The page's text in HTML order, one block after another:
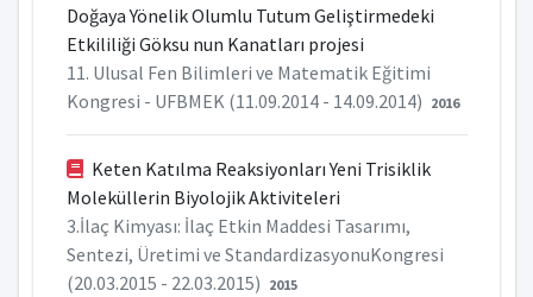
Doğaya Yönelik Olumlu Tutum Geliştirmedeki
Etkililiği Göksu nun Kanatları projesi
11. Ulusal Fen Bilimleri ve Matematik Eğitimi
Kongresi - UFBMEK (11.09.2014 - 14.09.2014) 2016
Keten Katılma Reaksiyonları Yeni Trisiklik
Moleküllerin Biyolojik Aktiviteleri
3.İlaç Kimyası: İlaç Etkin Maddesi Tasarımı,
Sentezi, Üretimi ve StandardizasyonuKongresi
(20.03.2015 - 22.03.2015) 2015